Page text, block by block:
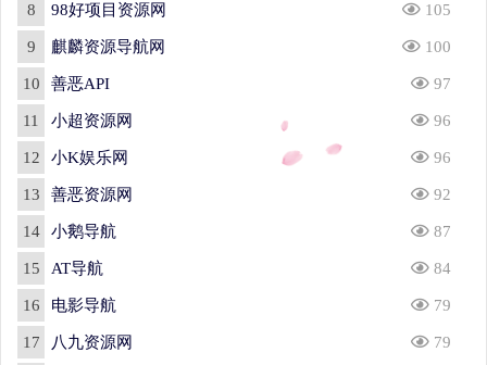
8 98好项目资源网 105
9 麒麟资源导航网 100
10 善恶API 97
11 小超资源网 96
12 小K娱乐网 96
13 善恶资源网 92
14 小鹅导航 87
15 AT导航 84
16 电影导航 79
17 八九资源网 79